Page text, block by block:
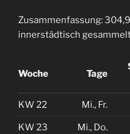
Zusammenfassung:
innerstädtisch gesammelt
Woche Tage
KW 22 Mi., Fr.
KW 23 Mi., Do.